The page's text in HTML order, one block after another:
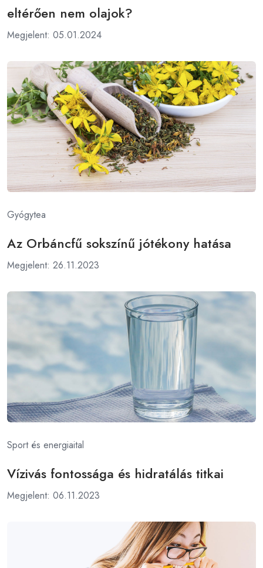
eltérően nem olajok?
Megjelent: 05.01.2024
Gyógytea
Az Orbáncfű sokszínű jótékony hatása
Megjelent: 26.11.2023
Sport és energiaital
Vízivás fontossága és hidratálás titkai
Megjelent: 06.11.2023